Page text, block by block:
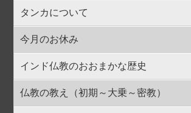
タンカについて
今月のお休み
インド仏教のおおまかな歴史
仏教の教え（初期～大乗～密教）